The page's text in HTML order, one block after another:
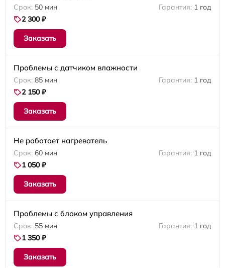
50 мин
1 год
2 300 ₽
Заказать
Проблемы с датчиком влажности
85 мин
1 год
2 150 ₽
Заказать
Не работает нагреватель
60 мин
1 год
1 050 ₽
Заказать
Проблемы с блоком управления
55 мин
1 год
1 350 ₽
Заказать